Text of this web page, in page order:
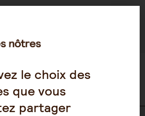
forum
le choix des
que vous
partager